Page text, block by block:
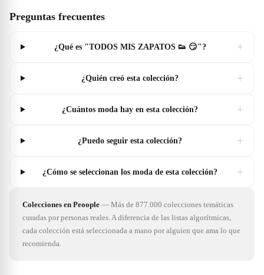
Preguntas frecuentes
¿Qué es "TODOS MIS ZAPATOS 👟 😏"? +
¿Quién creó esta colección? +
¿Cuántos moda hay en esta colección? +
¿Puedo seguir esta colección? +
¿Cómo se seleccionan los moda de esta colección? +
Colecciones en Peoople — Más de 877.000 colecciones temáticas
curadas por personas reales. A diferencia de las listas algorítmicas,
cada colección está seleccionada a mano por alguien que ama lo que
recomienda.